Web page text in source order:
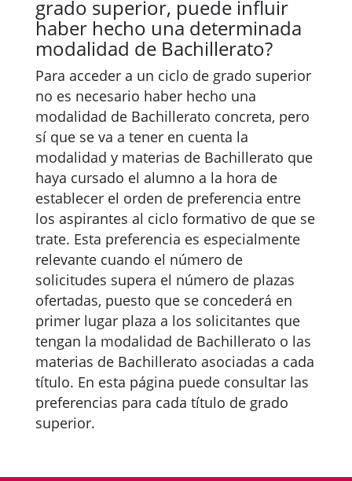
grado superior, puede influir
haber hecho una determinada
modalidad de Bachillerato?
Para acceder a un ciclo de grado superior
no es necesario haber hecho una
modalidad de Bachillerato concreta, pero
sí que se va a tener en cuenta la
modalidad y materias de Bachillerato que
haya cursado el alumno a la hora de
establecer el orden de preferencia entre
los aspirantes al ciclo formativo de que se
trate. Esta preferencia es especialmente
relevante cuando el número de
solicitudes supera el número de plazas
ofertadas, puesto que se concederá en
primer lugar plaza a los solicitantes que
tengan la modalidad de Bachillerato o las
materias de Bachillerato asociadas a cada
título. En esta página puede consultar las
preferencias para cada título de grado
superior.